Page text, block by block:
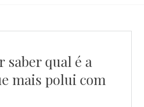
saber qual é a
mais polui com